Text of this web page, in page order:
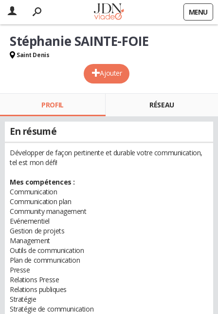
MENU
Ajouter
Stéphanie SAINTE-FOIE
Saint Denis
PROFIL RÉSEAU
En résumé
Développer de façon pertinente et durable votre communication,
tel est mon défi!
Mes compétences :
Communication
Communication plan
Community management
Evénementiel
Gestion de projets
Management
Outils de communication
Plan de communication
Presse
Relations Presse
Relations publiques
Stratégie
Stratégie de communication